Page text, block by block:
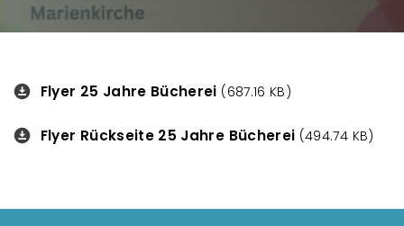
Downloads
Flyer 25 Jahre Bücherei (687.16 KB)
Downloads
Flyer Rückseite 25 Jahre Bücherei (494.74 KB)